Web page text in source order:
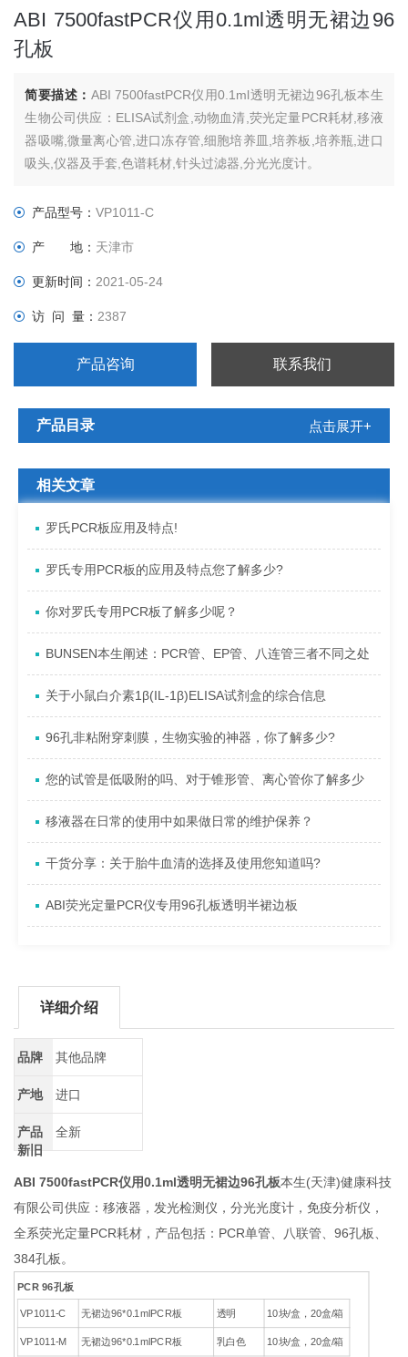
ABI 7500fastPCR仪用0.1ml透明无裙边96
孔板
简要描述： ABI 7500fastPCR仪用0.1ml透明无裙边96孔板本生
生物公司供应：ELISA试剂盒,动物血清,荧光定量PCR耗材,移液
器吸嘴,微量离心管,进口冻存管,细胞培养皿,培养板,培养瓶,进口
吸头,仪器及手套,色谱耗材,针头过滤器,分光光度计。
产品型号：VP1011-C
产 地： 天津市
更新时间：2021-05-24
访 问 量：2387
产品咨询 联系我们
产品目录 点击展开+
相关文章
罗氏PCR板应用及特点!
罗氏专用PCR板的应用及特点您了解多少?
你对罗氏专用PCR板了解多少呢？
BUNSEN本生阐述：PCR管、EP管、八连管三者不同之处
关于小鼠白介素1β(IL-1β)ELISA试剂盒的综合信息
96孔非粘附穿刺膜，生物实验的神器，你了解多少?
您的试管是低吸附的吗、对于锥形管、离心管你了解多少
移液器在日常的使用中如果做日常的维护保养？
干货分享：关于胎牛血清的选择及使用您知道吗?
ABI荧光定量PCR仪专用96孔板透明半裙边板
详细介绍
品牌 其他品牌
产地 进口
产品
新旧
全新
ABI 7500fastPCR仪用0.1ml透明无裙边96孔板本生(天津)健康科技
有限公司供应：移液器，发光检测仪，分光光度计，免疫分析仪，
全系荧光定量PCR耗材，产品包括：PCR单管、八联管、96孔板、
384孔板。
PCR 96孔板
VP1011-C 无裙边96*0.1mlPCR板 透明 10块/盒，20盒/箱
VP1011-M 无裙边96*0.1mlPCR板 乳白色 10块/盒，20盒/箱